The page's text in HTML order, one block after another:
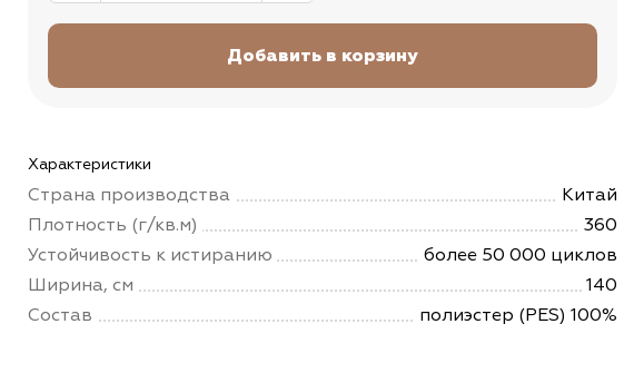
Характеристики
Страна производства
Китай
Плотность (г/кв.м)
360
Устойчивость к истиранию
более 50 000 циклов
Ширина, см
140
Состав
полиэстер (PES) 100%